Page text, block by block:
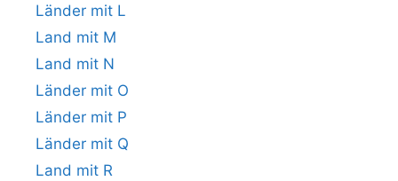
Länder mit L
Land mit M
Land mit N
Länder mit O
Länder mit P
Länder mit Q
Land mit R